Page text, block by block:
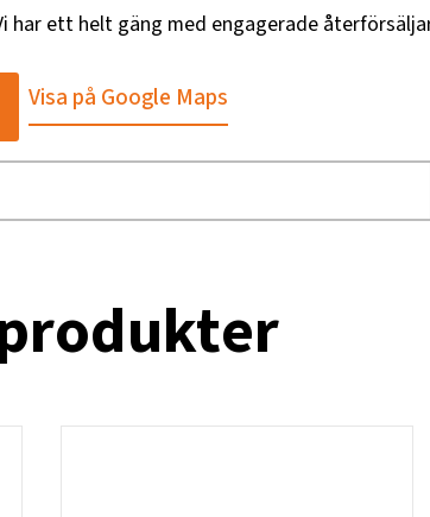
har ett helt gäng med engagerade
Visa på Google Maps